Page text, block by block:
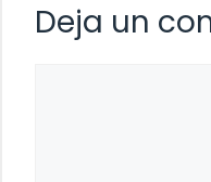
Deja un